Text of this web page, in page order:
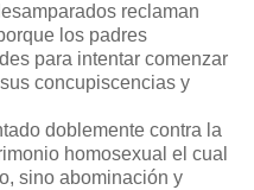
reclaman
los padres
para intentar comenzar
concupiscencias y
doblemente contra la
homosexual el cual
sino abominación y